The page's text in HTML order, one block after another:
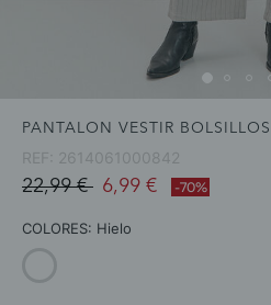
PANTALON VESTIR BOLSILLOS
REF: 2614061000842
Price reduced from
22,99 €to6,99 € -70%
COLORES: Hielo